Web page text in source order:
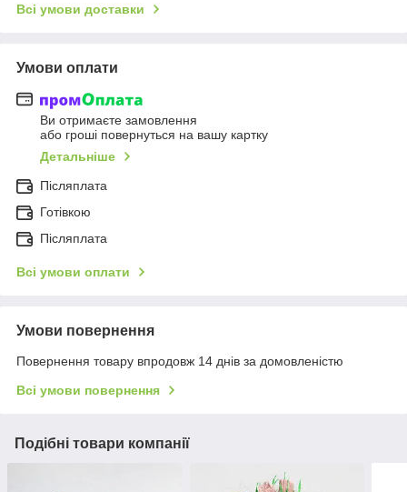
Всі умови доставки
Умови оплати
Ви отримаєте замовлення
або гроші повернуться на вашу картку
Детальніше
Післяплата
Готівкою
Післяплата
Всі умови оплати
Умови повернення
Повернення товару впродовж 14 днів за домовленістю
Всі умови повернення
Подібні товари компанії